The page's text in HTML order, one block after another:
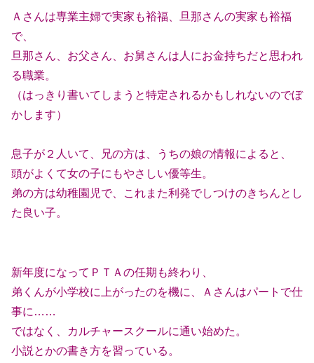
Ａさんは専業主婦で実家も裕福、旦那さんの実家も裕福
で、
旦那さん、お父さん、お舅さんは人にお金持ちだと思われ
る職業。
（はっきり書いてしまうと特定されるかもしれないのでぼ
かします）
息子が２人いて、兄の方は、うちの娘の情報によると、
頭がよくて女の子にもやさしい優等生。
弟の方は幼稚園児で、これまた利発でしつけのきちんとし
た良い子。
新年度になってＰＴＡの任期も終わり、
弟くんが小学校に上がったのを機に、Ａさんはパートで仕
事に……
ではなく、カルチャースクールに通い始めた。
小説とかの書き方を習っている。